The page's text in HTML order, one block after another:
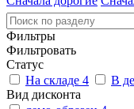
Фильтры
Фильтровать
Статус
На складе 4 В
Вид дисконта